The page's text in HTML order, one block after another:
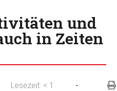
und
in Zeiten
Lesezeit: < 1
-